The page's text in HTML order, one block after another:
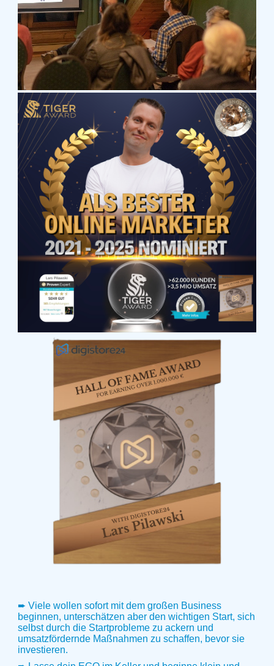
➨ Viele wollen sofort mit dem großen Business
beginnen, unterschätzen aber den wichtigen Start, sich
selbst durch die Startprobleme zu ackern und
umsatzfördernde Maßnahmen zu schaffen, bevor sie
investieren.